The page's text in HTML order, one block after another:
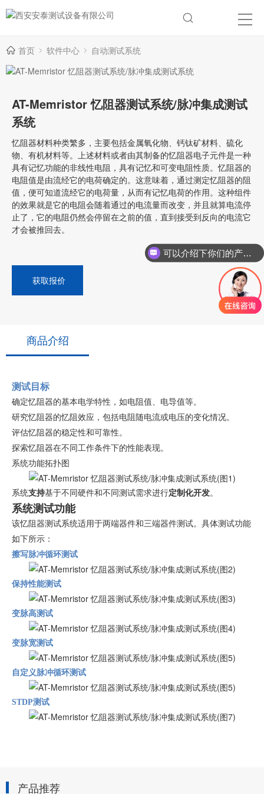
首页 软件中心 自动测试系统
AT-Memristor 忆阻器测试系统/脉冲集成测试
系统
忆阻器材料种类繁多，主要包括金属氧化物、钙钛矿材料、硫化
物、有机材料等。上述材料或者由其制备的忆阻器电子元件是一种
具有记忆功能的非线性电阻，具有记忆和可变电阻性质。忆阻器的
电阻值是由流经它的电荷确定的。这意味着，通过测定忆阻器的阻
值，便可知道流经它的电荷量，从而有记忆电荷的作用。这种组件
的效果就是它的电阻会随着通过的电流量而改变，并且就算电流停
止了，它的电阻仍然会停留在之前的值，直到接受到反向的电流它
才会被推回去。
获取报价
商品介绍
测试目标
确定忆阻器的基本电学特性，如电阻值、电导值等。
研究忆阻器的忆阻效应，包括电阻随电流或电压的变化情况。
评估忆阻器的稳定性和可靠性。
探索忆阻器在不同工作条件下的性能表现。
系统功能拓扑图
系统支持基于不同硬件和不同测试需求进行定制化开发。
系统测试功能
该忆阻器测试系统适用于两端器件和三端器件测试。具体测试功能
如下所示：
擦写脉冲循环测试
保持性能测试
变脉高测试
变脉宽测试
自定义脉冲循环测试
STDP测试
产品推荐
可以介绍下你们的产品么？